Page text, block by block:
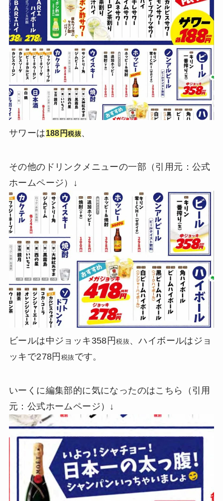
サワーは188円税抜、
その他のドリンクメニューの一部（引用元：公式
ホームページ）↓
ビールは中ジョッキ358円税抜 、ハイボールはジョ
ッキで278円 税抜 です。
いーくに編集部的に気になったのはこちら（引用
元：公式ホームページ）↓